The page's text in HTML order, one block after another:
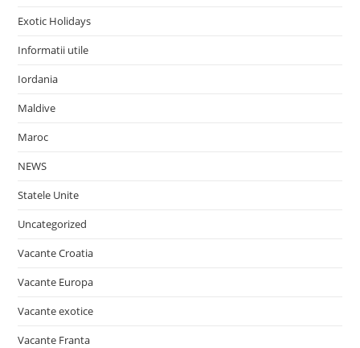
Exotic Holidays
Informatii utile
Iordania
Maldive
Maroc
NEWS
Statele Unite
Uncategorized
Vacante Croatia
Vacante Europa
Vacante exotice
Vacante Franta